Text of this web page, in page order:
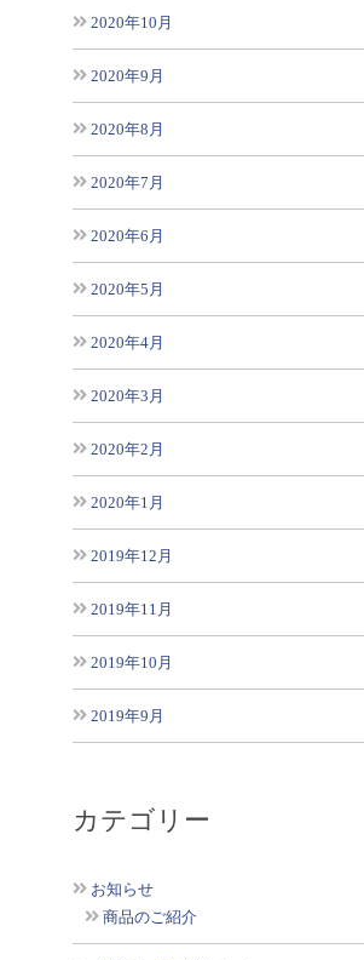
2020年10月
2020年9月
2020年8月
2020年7月
2020年6月
2020年5月
2020年4月
2020年3月
2020年2月
2020年1月
2019年12月
2019年11月
2019年10月
2019年9月
カテゴリー
お知らせ
商品のご紹介